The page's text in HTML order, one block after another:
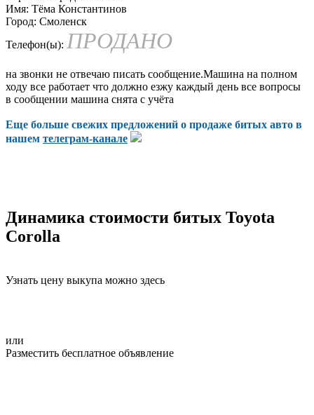
Имя: Тёма Константинов
Город: Смоленск
Телефон(ы): ПРОДАНО
на звонки не отвечаю писать сообщение.Машина на полном
ходу все работает что должно езжу каждый день все вопросы
в сообщении машина снята с учёта
Еще больше свежих предложений о продаже битых авто в
нашем телеграм-канале
Динамика стоимости битых Toyota
Corolla
Узнать цену выкупа можно здесь
или
Разместить бесплатное объявление